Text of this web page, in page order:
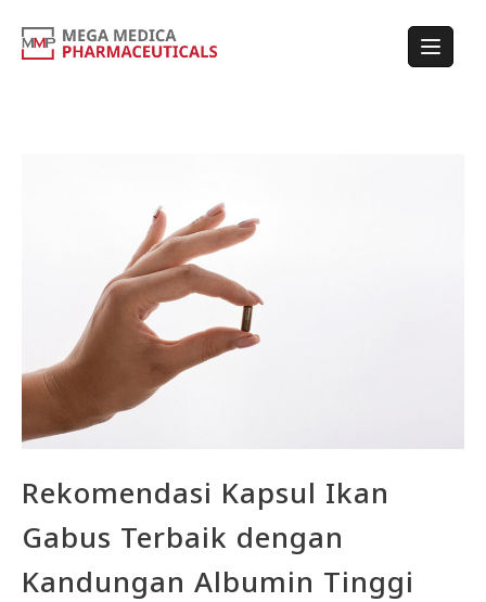
Rekomendasi Kapsul Ikan
Gabus Terbaik dengan
Kandungan Albumin Tinggi